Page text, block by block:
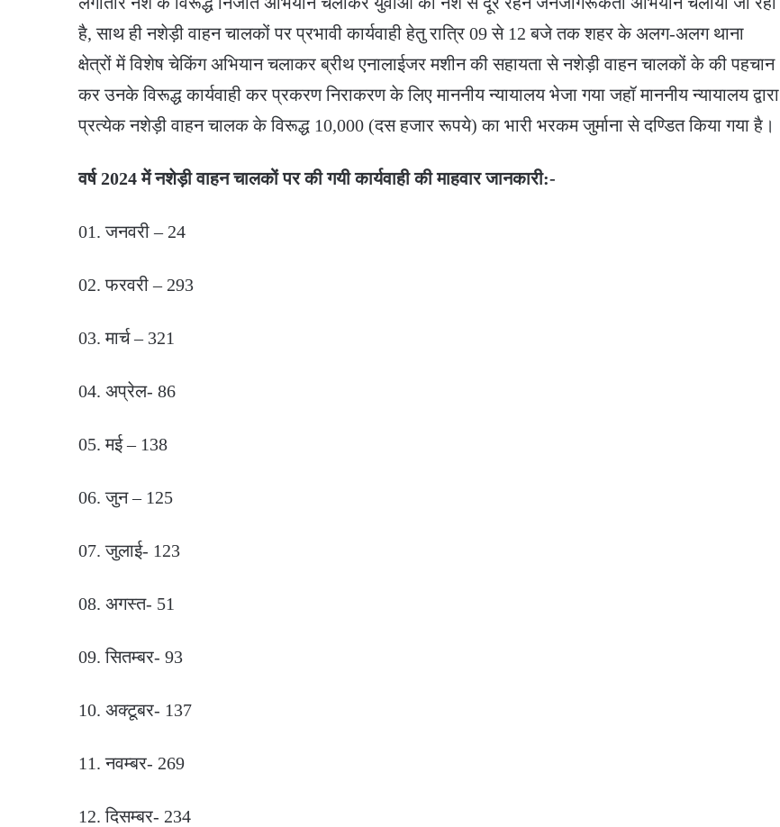
है, साथ ही नशेड़ी वाहन चालकों पर प्रभावी कार्यवाही हेतु रात्रि 09 से 12 बजे तक शहर के अलग-अलग थाना
क्षेत्रों में विशेष चेकिंग अभियान चलाकर ब्रीथ एनालाईजर मशीन की सहायता से नशेड़ी वाहन चालकों के की पहचान
कर उनके विरूद्ध कार्यवाही कर प्रकरण निराकरण के लिए माननीय न्यायालय भेजा गया जहॉ माननीय न्यायालय द्वारा
प्रत्येक नशेड़ी वाहन चालक के विरूद्ध 10,000 (दस हजार रूपये) का भारी भरकम जुर्माना से दण्डित किया गया है।
वर्ष 2024 में नशेड़ी वाहन चालकों पर की गयी कार्यवाही की माहवार जानकारी:-
01. जनवरी – 24
02. फरवरी – 293
03. मार्च – 321
04. अप्रेल- 86
05. मई – 138
06. जुन – 125
07. जुलाई- 123
08. अगस्त- 51
09. सितम्बर- 93
10. अक्टूबर- 137
11. नवम्बर- 269
12. दिसम्बर- 234